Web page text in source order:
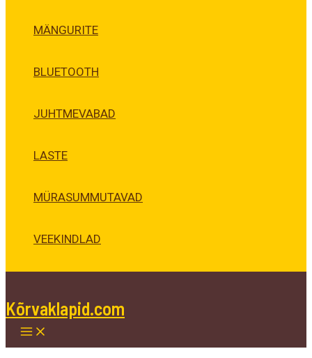
MÄNGURITE
BLUETOOTH
JUHTMEVABAD
LASTE
MÜRASUMMUTAVAD
VEEKINDLAD
Kõrvaklapid.com